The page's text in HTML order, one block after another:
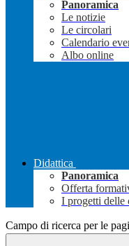
Panoramica
Le notizie
Le circolari
Calendario
Albo online
Didattica
Panoramica
Offerta
I progetti delle
Campo di ricerca per le